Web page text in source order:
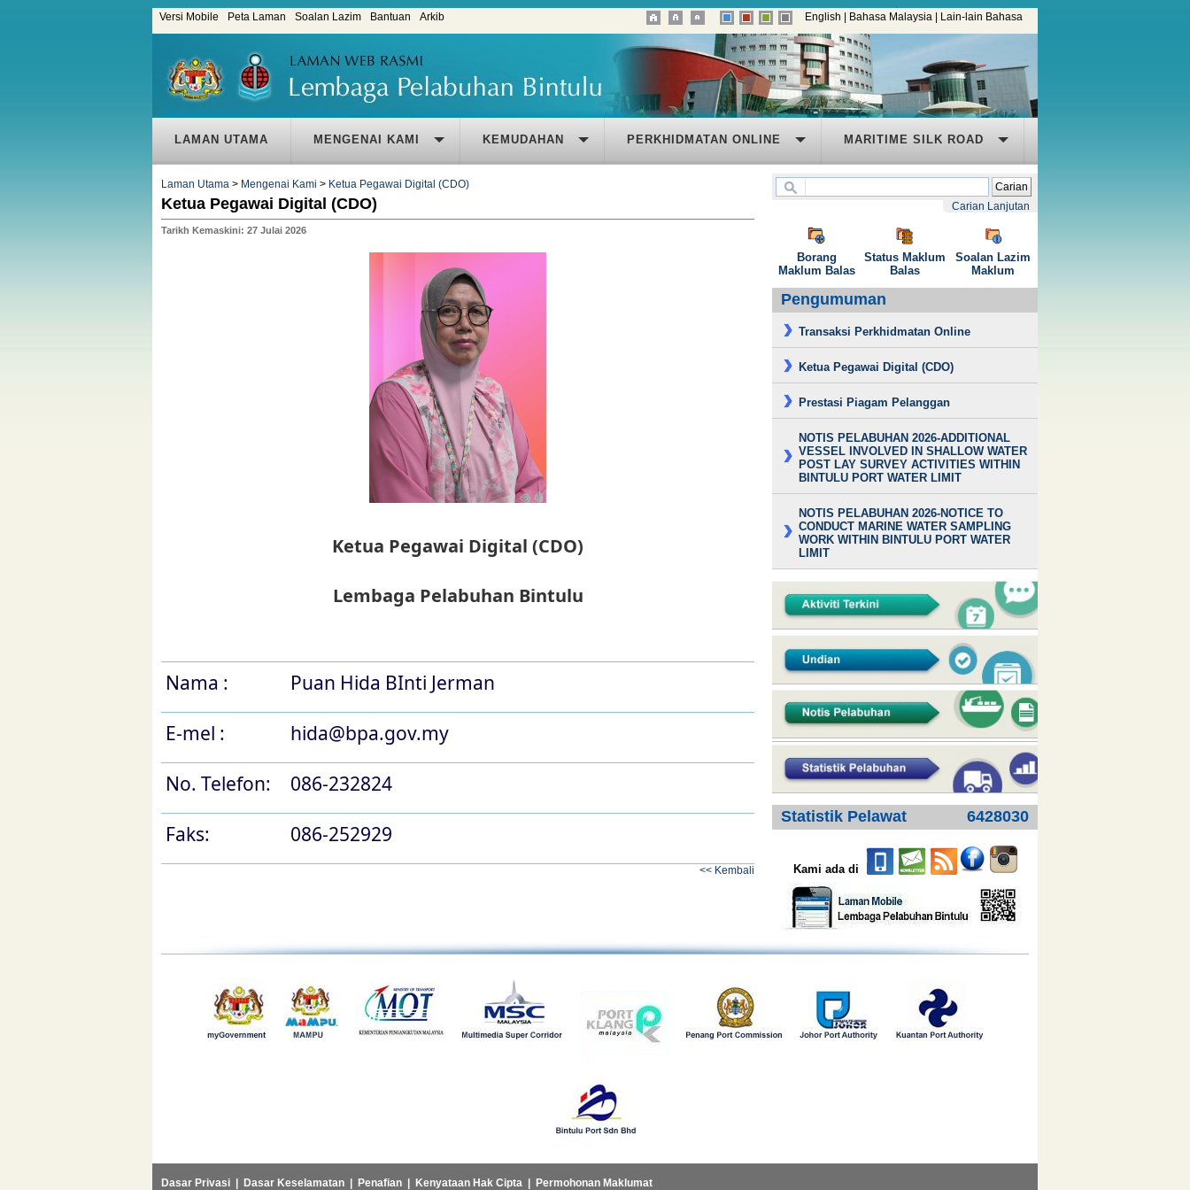
Versi Mobile Peta Laman Soalan Lazim Bantuan Arkib English Bahasa Malaysia Lain-lain Bahasa
LAMAN UTAMA MENGENAI KAMI KEMUDAHAN PERKHIDMATAN ONLINE MARITIME SILK ROAD
Laman Utama > Mengenai Kami > Ketua Pegawai Digital (CDO)
Ketua Pegawai Digital (CDO)
Tarikh Kemaskini: 27 Julai 2026
Ketua Pegawai Digital (CDO)
Lembaga Pelabuhan Bintulu
Nama : ​​​ Puan Hida BInti Jerman
E-mel : ​hida@bpa.gov.my
No. Telefon: 086-232824
Faks: 086-252929
<< Kembali
Carian
Carian Lanjutan
Borang
Maklum Balas
Status Maklum
Balas
Soalan Lazim
Maklum
Pengumuman
Transaksi Perkhidmatan Online
Ketua Pegawai Digital (CDO)
Prestasi Piagam Pelanggan
NOTIS PELABUHAN 2026-ADDITIONAL
VESSEL INVOLVED IN SHALLOW WATER
POST LAY SURVEY ACTIVITIES WITHIN
BINTULU PORT WATER LIMIT
NOTIS PELABUHAN 2026-NOTICE TO
CONDUCT MARINE WATER SAMPLING
WORK WITHIN BINTULU PORT WATER
LIMIT
Statistik Pelawat 6428030
Kami ada di
Dasar Privasi Dasar Keselamatan Penafian Kenyataan Hak Cipta Permohonan Maklumat